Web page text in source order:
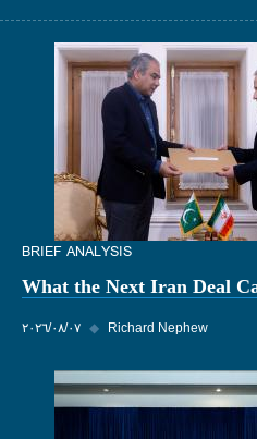
BRIEF ANALYSIS
What the Next Iran Deal
٠٧‏/٠٨‏/٢٠٢٦ ◆ Richard Nephew